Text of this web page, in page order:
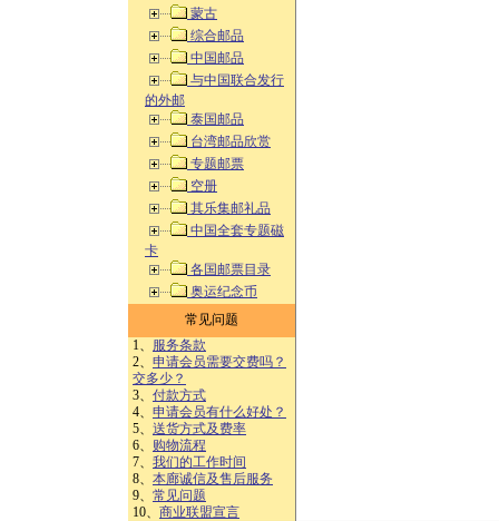
蒙古
综合邮品
中国邮品
与中国联合发行
的外邮
泰国邮品
台湾邮品欣赏
专题邮票
空册
其乐集邮礼品
中国全套专题磁
卡
各国邮票目录
奥运纪念币
常见问题
1、 服务条款
2、 申请会员需要交费吗？
交多少？
3、 付款方式
4、 申请会员有什么好处？
5、 送货方式及费率
6、 购物流程
7、 我们的工作时间
8、 本廊诚信及售后服务
9、 常见问题
10、 商业联盟宣言